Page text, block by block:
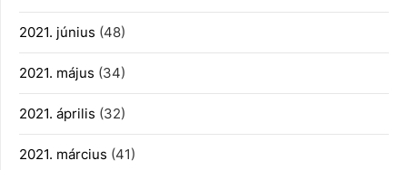
2021. június (48)
2021. május (34)
2021. április (32)
2021. március (41)